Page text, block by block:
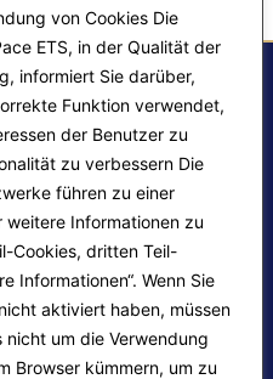
von Cookies Die
ETS, in der Qualität der
informiert Sie darüber,
Funktion verwendet,
der Benutzer zu
zu verbessern Die
führen zu einer
Informationen zu
Cookies, dritten Teil-
Informationen“. Wenn Sie
aktiviert haben, müssen
nicht um die Verwendung
Browser kümmern, um zu